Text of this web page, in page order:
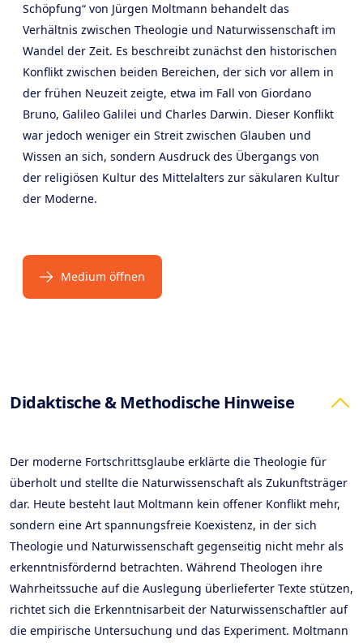
Schöpfung“ von Jürgen Moltmann behandelt das
Verhältnis zwischen Theologie und Naturwissenschaft im
Wandel der Zeit. Es beschreibt zunächst den historischen
Konflikt zwischen beiden Bereichen, der sich vor allem in
der frühen Neuzeit zeigte, etwa im Fall von Giordano
Bruno, Galileo Galilei und Charles Darwin. Dieser Konflikt
war jedoch weniger ein Streit zwischen Glauben und
Wissen an sich, sondern Ausdruck des Übergangs von
der religiösen Kultur des Mittelalters zur säkularen Kultur
der Moderne.
Medium öffnen
Products
Didaktische & Methodische Hinweise
Der moderne Fortschrittsglaube erklärte die Theologie für
überholt und stellte die Naturwissenschaft als Zukunftsträger
dar. Heute besteht laut Moltmann kein offener Konflikt mehr,
sondern eine Art spannungsfreie Koexistenz, in der sich
Theologie und Naturwissenschaft gegenseitig nicht mehr als
erkenntnisfördernd betrachten. Während Theologen ihre
Wahrheitssuche auf die Auslegung überlieferter Texte stützen,
richtet sich die Erkenntnisarbeit der Naturwissenschaftler auf
die empirische Untersuchung und das Experiment. Moltmann